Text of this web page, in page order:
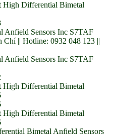
High Differential Bimetal
Anfield Sensors Inc S7TAF
|| Hotline: 0932 048 123 ||
Anfield Sensors Inc S7TAF
High Differential Bimetal
High Differential Bimetal
Bimetal Anfield Sensors